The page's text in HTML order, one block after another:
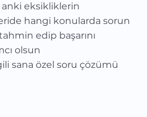
anki eksikliklerin
hangi konularda sorun
edip başarını
olsun
sana özel soru çözümü